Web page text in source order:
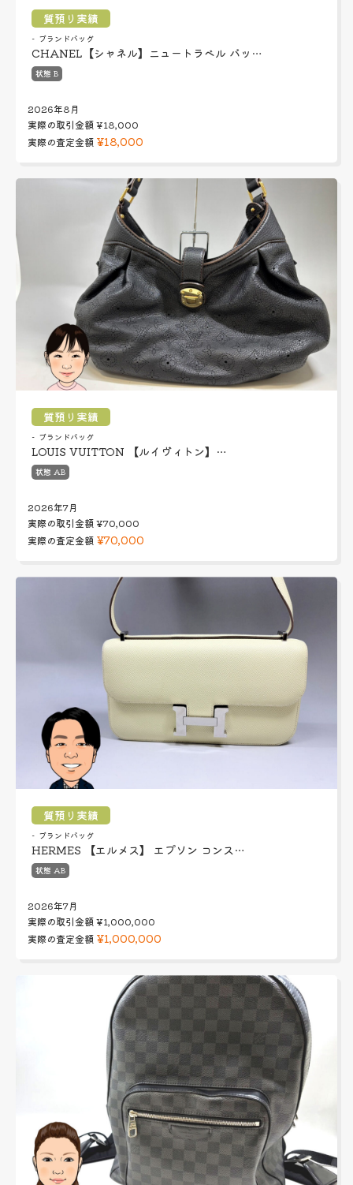
質預り実績
ブランドバッグ
CHANEL【シャネル】ニュートラベル バッ…
状態 B
2026年8月
実際の取引金額¥18,000
実際の査定金額 ¥18,000
質預り実績
ブランドバッグ
LOUIS VUITTON 【ルイヴィトン】…
状態 AB
2026年7月
実際の取引金額¥70,000
実際の査定金額 ¥70,000
質預り実績
ブランドバッグ
HERMES 【エルメス】 エプソン コンス…
状態 AB
2026年7月
実際の取引金額¥1,000,000
実際の査定金額 ¥1,000,000